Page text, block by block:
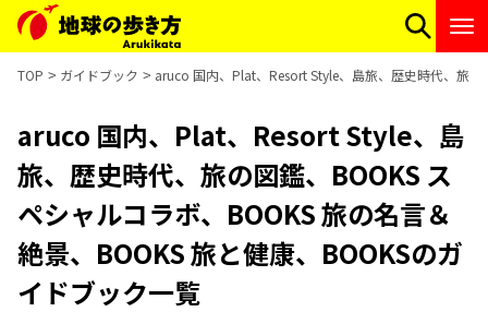
TOP ガイドブック aruco 国内、Plat、Resort Style、島旅、歴史時代、旅
aruco 国内、Plat、Resort Style、島
旅、歴史時代、旅の図鑑、BOOKS ス
ペシャルコラボ、BOOKS 旅の名言＆
絶景、BOOKS 旅と健康、BOOKSのガ
イドブック一覧